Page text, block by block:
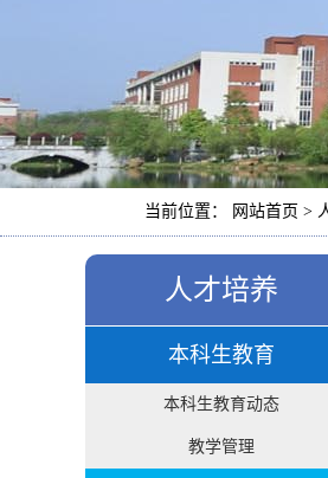
当前位置： 网站首页 >
人才培养
本科生教育
本科生教育动态
教学管理